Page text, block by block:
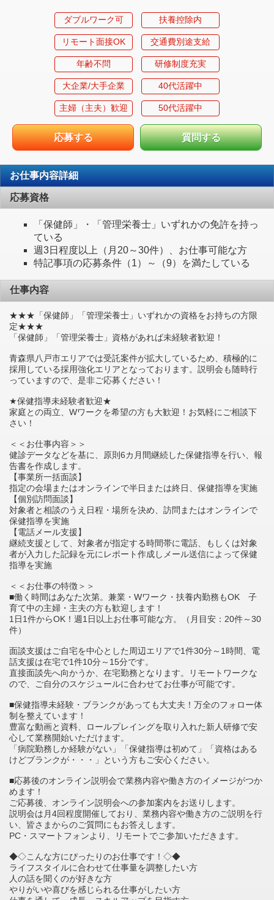
ダブルワーク可 扶養控除内
リモート面接OK 交通費別途支給
年齢不問 研修制度充実
大企業/大手企業 40代活躍中
主婦（主夫）歓迎 50代活躍中
応募する 質問する
お仕事内容詳細
応募資格
「保健師」・「管理栄養士」いずれかの免許を持っ
ている
週3日程度以上（月20～30件）、お仕事可能な方
特記事項の応募条件（1）～（9）を満たしている
仕事内容
★★★「保健師」「管理栄養士」いずれかの資格をお持ちの方限
定★★★
「保健師」「管理栄養士」資格があれば未経験者歓迎！
青森県八戸市エリアでは受託案件が拡大しているため、積極的に
採用している採用強化エリアとなっております。説明会も随時行
っていますので、是非ご応募ください！
★保健指導未経験者歓迎★
家庭との両立、Wワークを希望の方も大歓迎！お気軽にご相談下
さい！
＜＜お仕事内容＞＞
健診データなどを基に、原則6カ月間継続した保健指導を行い、報
告書を作成します。
【事業所一括面談】
指定の会場またはオンラインで半日または終日、保健指導を実施
【個別訪問面談】
対象者と相談のうえ日程・場所を決め、訪問またはオンラインで
保健指導を実施
【電話メール支援】
継続支援として、対象者が指定する時間帯に電話、もしくは対象
者が入力した記録を元にレポート作成しメール送信によって保健
指導を実施
＜＜お仕事の特徴＞＞
■働く時間はあなた次第。兼業・Wワーク・扶養内勤務もOK 子
育て中の主婦・主夫の方も歓迎します！
1日1件からOK！週1日以上お仕事可能な方。（月目安：20件～30
件）
面談支援はご自宅を中心とした周辺エリアで1件30分～1時間、電
話支援は在宅で1件10分～15分です。
直接面談先へ向かうか、在宅勤務となります。リモートワークな
ので、ご自分のスケジュールに合わせてお仕事が可能です。
■保健指導未経験・ブランクがあっても大丈夫！万全のフォロー体
制を整えています！
豊富な動画と資料、ロールプレイングを取り入れた新人研修で安
心して業務開始いただけます。
「病院勤務しか経験がない」「保健指導は初めて」「資格はある
けどブランクが・・・」という方もご安心ください。
■応募後のオンライン説明会で業務内容や働き方のイメージがつか
めます！
ご応募後、オンライン説明会への参加案内をお送りします。
説明会は月4回程度開催しており、業務内容や働き方のご説明を行
い、皆さまからのご質問にもお答えします。
PC・スマートフォンより、リモートでご参加いただきます。
◆◇こんな方にぴったりのお仕事です！◇◆
ライフスタイルに合わせて仕事量を調整したい方
人の話を聞くのが好きな方
やりがいや喜びを感じられる仕事がしたい方